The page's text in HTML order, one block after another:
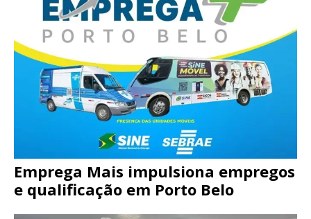
Emprega Mais impulsiona empregos
e qualificação em Porto Belo